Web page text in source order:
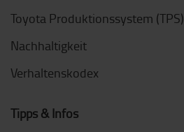
Toyota Produktionssystem (TPS)
Nachhaltigkeit
Verhaltenskodex
Tipps & Infos